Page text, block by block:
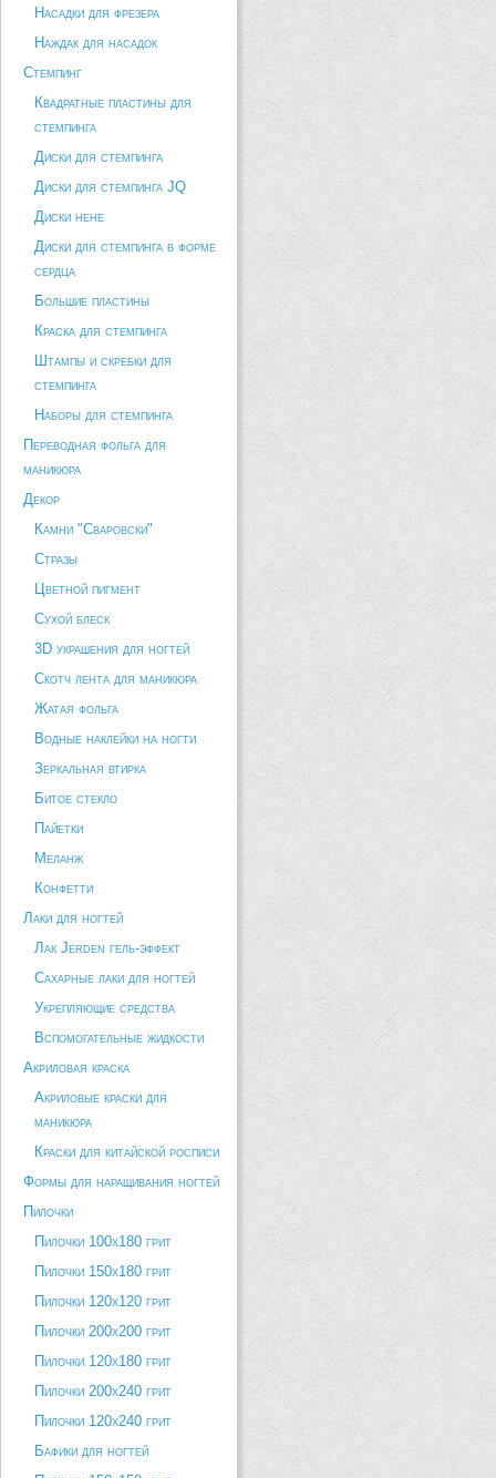
Насадки для фрезера
Наждак для насадок
Стемпинг
Квадратные пластины для
стемпинга
Диски для стемпинга
Диски для стемпинга JQ
Диски hehe
Диски для стемпинга в форме
сердца
Большие пластины
Краска для стемпинга
Штампы и скребки для
стемпинга
Наборы для стемпинга
Переводная фольга для
маникюра
Декор
Камни "Сваровски"
Стразы
Цветной пигмент
Сухой блеск
3D украшения для ногтей
Скотч лента для маникюра
Жатая фольга
Водные наклейки на ногти
Зеркальная втирка
Битое стекло
Пайетки
Меланж
Конфетти
Лаки для ногтей
Лак Jerden гель-эффект
Сахарные лаки для ногтей
Укрепляющие средства
Вспомогательные жидкости
Акриловая краска
Акриловые краски для
маникюра
Краски для китайской росписи
Формы для наращивания ногтей
Пилочки
Пилочки 100х180 грит
Пилочки 150х180 грит
Пилочки 120х120 грит
Пилочки 200х200 грит
Пилочки 120х180 грит
Пилочки 200х240 грит
Пилочки 120х240 грит
Бафики для ногтей